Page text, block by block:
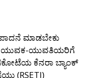
ಮಾಡಬೇಕು
ಯುವಕ-ಯುವತಿಯರಿಗೆ
ಕೆನರಾ ಬ್ಯಾಂಕ್
(RSETI)